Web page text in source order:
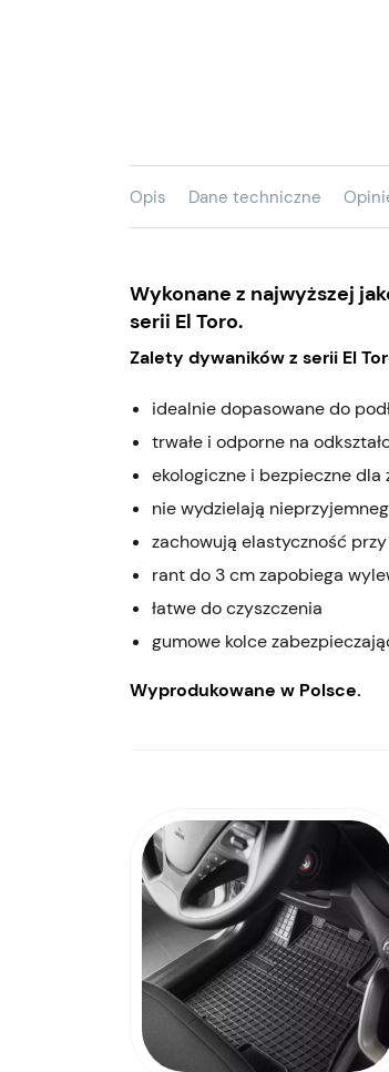
Opis Dane techniczne
Wykonane z najwyższej
serii El Toro.
Zalety dywaników z serii El
idealnie dopasowane do
trwałe i odporne na
ekologiczne i bezpieczne dla
nie wydzielają
zachowują elastyczność
rant do 3 cm zapobiega
łatwe do czyszczenia
gumowe kolce
Wyprodukowane w Polsce.